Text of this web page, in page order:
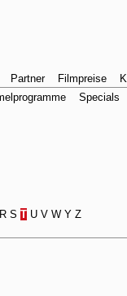
Partner Filmpreise
Specials
R S T U V W Y Z